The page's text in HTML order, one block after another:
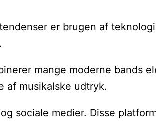
er brugen af
mange moderne
af musikalske udtryk.
medier. Disse